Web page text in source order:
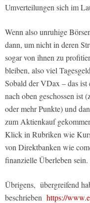
Umverteilungen sich im
Wenn also unruhige
dann, um nicht in deren
sogar von ihnen zu
bleiben, also viel
Sobald der VDax – das ist
nach oben geschossen ist
oder mehr Punkte) und
zum Aktienkauf
Klick in Rubriken wie
von Direktbanken wie
finanzielle Überleben sein.
Übrigens, übergreifend
beschrieben https://